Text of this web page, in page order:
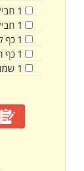
1
1
1 כף
1 כף
1